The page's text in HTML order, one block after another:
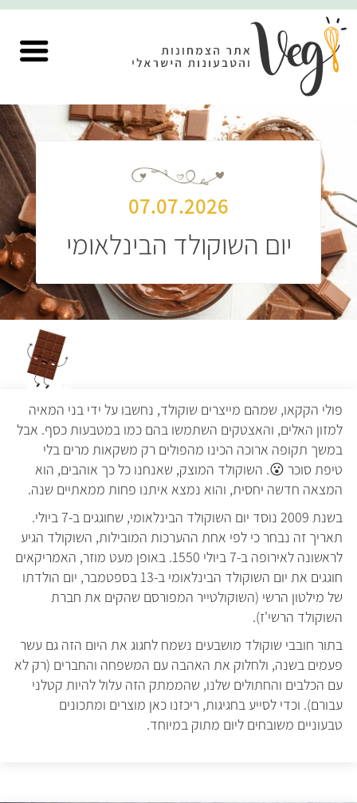
07.07.2026
יום השוקולד הבינלאומי
פולי הקקאו, שמהם מייצרים שוקולד, נחשבו על ידי בני המאיה
למזון האלים, והאצטקים השתמשו בהם כמו במטבעות כסף. אבל
במשך תקופה ארוכה הכינו מהפולים רק משקאות מרים בלי
טיפת סוכר 😮. השוקולד המוצק, שאנחנו כל כך אוהבים, הוא
המצאה חדשה יחסית, והוא נמצא איתנו פחות ממאתיים שנה.
בשנת 2009 נוסד יום השוקולד הבינלאומי, שחוגגים ב-7 ביולי.
תאריך זה נבחר כי לפי אחת ההערכות המובילות, השוקולד הגיע
לראשונה לאירופה ב-7 ביולי 1550. באופן מעט מוזר, האמריקאים
חוגגים את יום השוקולד הבינלאומי ב-13 בספטמבר, יום הולדתו
של מילטון הרשי (השוקולטייר המפורסם שהקים את חברת
השוקולד הרשי'ז).
בתור חובבי שוקולד מושבעים נשמח לחגוג את היום הזה גם עשר
פעמים בשנה, ולחלוק את האהבה עם המשפחה והחברים (רק לא
עם הכלבים והחתולים שלנו, שהממתק הזה עלול להיות קטלני
עבורם). וכדי לסייע בחגיגות, ריכזנו כאן מוצרים ומתכונים
טבעוניים משובחים ליום מתוק במיוחד.